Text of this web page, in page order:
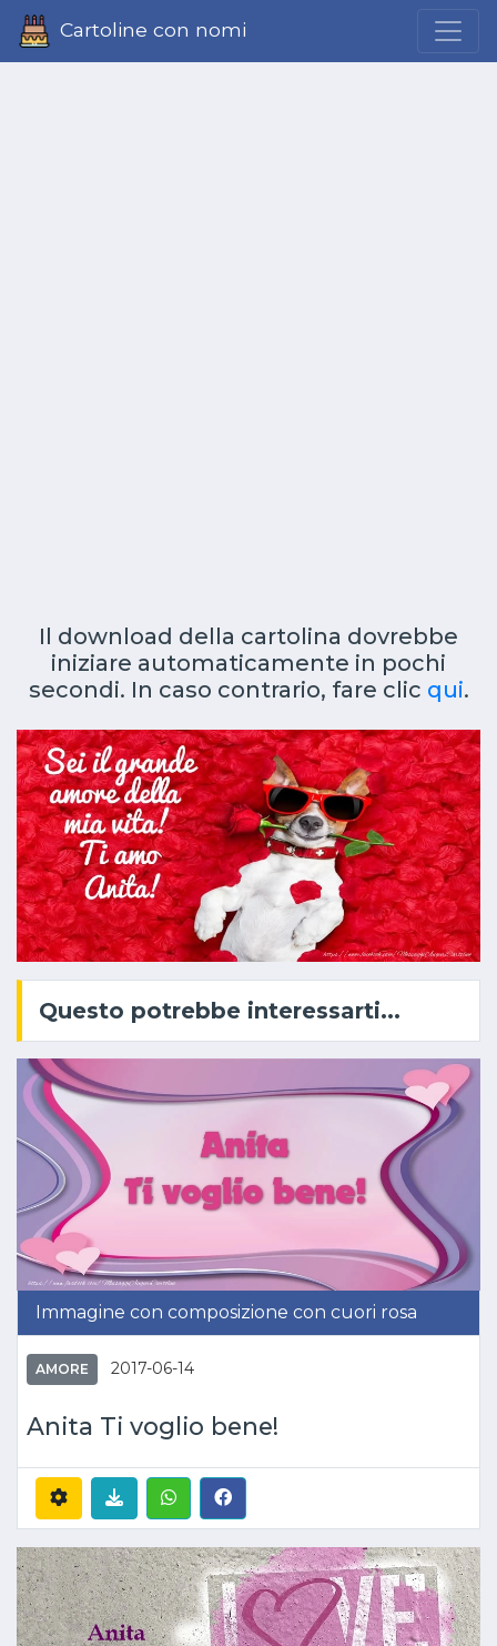
Cartoline con nomi
Il download della cartolina dovrebbe
iniziare automaticamente in pochi
secondi. In caso contrario, fare clic qui.
Questo potrebbe interessarti...
Immagine con composizione con cuori rosa
AMORE 2017-06-14
Anita Ti voglio bene!